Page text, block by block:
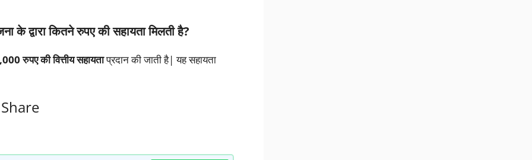
के द्वारा कितने रुपए की सहायता मिलती है?
रुपए की वित्तीय सहायताप्रदान की जाती है| यह सहायता
Share